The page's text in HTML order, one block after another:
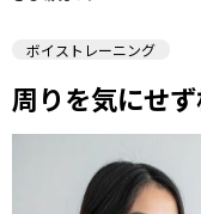
ボイストレーニング
周りを気にせ